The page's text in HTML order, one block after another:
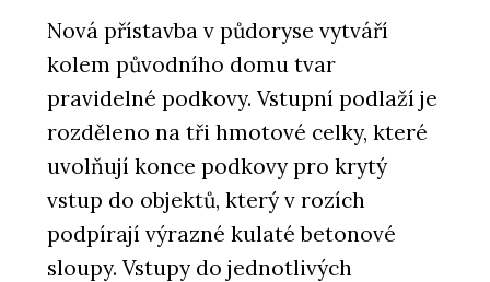
Nová přístavba v půdoryse vytváří
kolem původního domu tvar
pravidelné podkovy. Vstupní podlaží je
rozděleno na tři hmotové celky, které
uvolňují konce podkovy pro krytý
vstup do objektů, který v rozích
podpírají výrazné kulaté betonové
sloupy. Vstupy do jednotlivých